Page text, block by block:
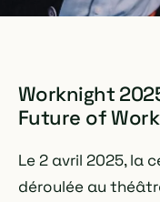
Worknight
Future of Work
Le 2 avril 2025, la
déroulée au